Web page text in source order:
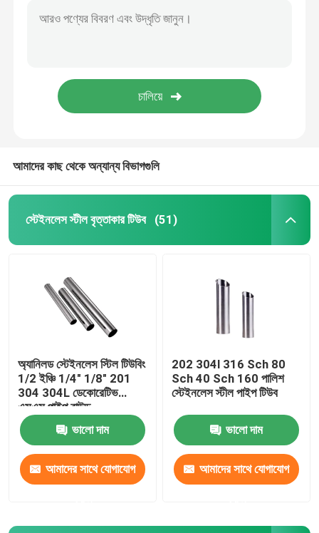
আমাদের কাছ থেকে অন্যান্য বিভাগগুলি
স্টেইনলেস স্টীল বৃত্তাকার টিউব (51)
অ্যানিলড স্টেইনলেস স্টিল টিউবিং
1/2 ইঞ্চি 1/4" 1/8" 201
304 304L ডেকোরেটিভ
এসএস পাইপ রাউন্ড
ভালো দাম
আমাদের সাথে যোগাযোগ
202 304l 316 Sch 80
Sch 40 Sch 160 পালিশ
স্টেইনলেস স্টীল পাইপ টিউব
ভালো দাম
আমাদের সাথে যোগাযোগ